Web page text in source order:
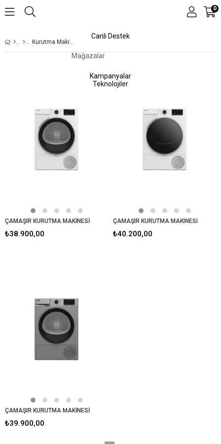
Canlı Destek
Mağazalar
Kampanyalar
Teknolojiler
0
Kurutma Makinesi
ÇAMAŞIR KURUTMA MAKİNESİ
₺38.900,00
ÇAMAŞIR KURUTMA MAKINESI
₺40.200,00
ÇAMAŞIR KURUTMA MAKİNESİ
₺39.900,00